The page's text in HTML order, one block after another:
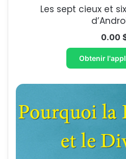
Les sept cieux et
0.00
Obtenir